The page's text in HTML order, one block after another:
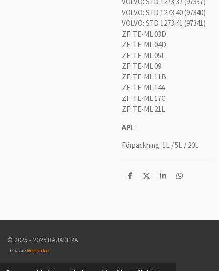
VOLVO: STD 1273,40 (97340)
VOLVO: STD 1273,41 (97341)
ZF: TE-ML 03D
ZF: TE-ML 04D
ZF: TE-ML 05L
ZF: TE-ML 09
ZF: TE-ML 11B
ZF: TE-ML 14A
ZF: TE-ML 17C
ZF: TE-ML 21L
API:
Förpackning: 1L / 5L / 20L
D
D
d
D
D
© 2025 - 2026 BAJADERA
Drivs avWebador